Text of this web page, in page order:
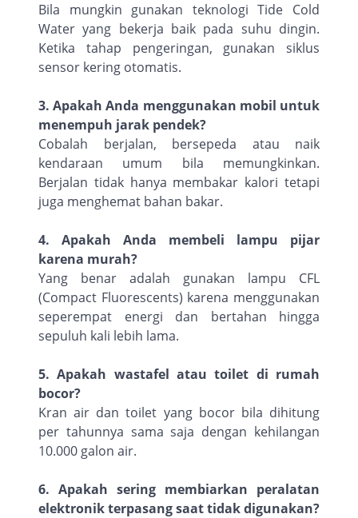
Bila mungkin gunakan teknologi Tide Cold
Water yang bekerja baik pada suhu dingin.
Ketika tahap pengeringan, gunakan siklus
sensor kering otomatis.
3. Apakah Anda menggunakan mobil untuk
menempuh jarak pendek?
Cobalah berjalan, bersepeda atau naik
kendaraan umum bila memungkinkan.
Berjalan tidak hanya membakar kalori tetapi
juga menghemat bahan bakar.
4. Apakah Anda membeli lampu pijar
karena murah?
Yang benar adalah gunakan lampu CFL
(Compact Fluorescents) karena menggunakan
seperempat energi dan bertahan hingga
sepuluh kali lebih lama.
5. Apakah wastafel atau toilet di rumah
bocor?
Kran air dan toilet yang bocor bila dihitung
per tahunnya sama saja dengan kehilangan
10.000 galon air.
6. Apakah sering membiarkan peralatan
elektronik terpasang saat tidak digunakan?